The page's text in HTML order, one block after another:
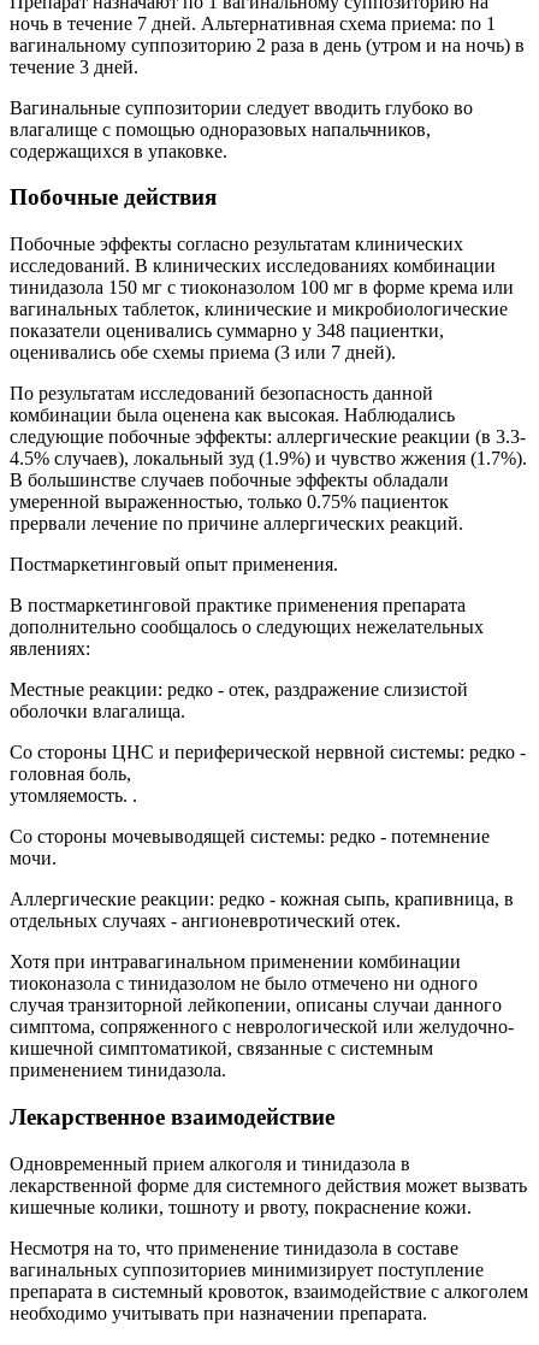
ночь в течение 7 дней. Альтернативная схема приема: по 1
вагинальному суппозиторию 2 раза в день (утром и на ночь) в
течение 3 дней.
Вагинальные суппозитории следует вводить глубоко во
влагалище с помощью одноразовых напальчников,
содержащихся в упаковке.
Побочные действия
Побочные эффекты согласно результатам клинических
исследований. В клинических исследованиях комбинации
тинидазола 150 мг с тиоконазолом 100 мг в форме крема или
вагинальных таблеток, клинические и микробиологические
показатели оценивались суммарно у 348 пациентки,
оценивались обе схемы приема (3 или 7 дней).
По результатам исследований безопасность данной
комбинации была оценена как высокая. Наблюдались
следующие побочные эффекты: аллергические реакции (в 3.3-
4.5% случаев), локальный зуд (1.9%) и чувство жжения (1.7%).
В большинстве случаев побочные эффекты обладали
умеренной выраженностью, только 0.75% пациенток
прервали лечение по причине аллергических реакций.
Постмаркетинговый опыт применения.
В постмаркетинговой практике применения препарата
дополнительно сообщалось о следующих нежелательных
явлениях:
Местные реакции: редко - отек, раздражение слизистой
оболочки влагалища.
Со стороны ЦНС и периферической нервной системы: редко -
головная боль,
утомляемость. .
Со стороны мочевыводящей системы: редко - потемнение
мочи.
Аллергические реакции: редко - кожная сыпь, крапивница, в
отдельных случаях - ангионевротический отек.
Хотя при интравагинальном применении комбинации
тиоконазола с тинидазолом не было отмечено ни одного
случая транзиторной лейкопении, описаны случаи данного
симптома, сопряженного с неврологической или желудочно-
кишечной симптоматикой, связанные с системным
применением тинидазола.
Лекарственное взаимодействие
Одновременный прием алкоголя и тинидазола в
лекарственной форме для системного действия может вызвать
кишечные колики, тошноту и рвоту, покраснение кожи.
Несмотря на то, что применение тинидазола в составе
вагинальных суппозиториев минимизирует поступление
препарата в системный кровоток, взаимодействие с алкоголем
необходимо учитывать при назначении препарата.